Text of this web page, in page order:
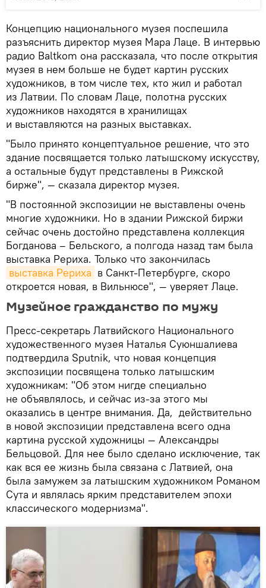
Концепцию национального музея поспешила
разъяснить директор музея Мара Лаце. В интервью
радио Baltkom она рассказала, что после открытия
музея в нем больше не будет картин русских
художников, в том числе тех, кто жил и работал
из Латвии. По словам Лаце, полотна русских
художников находятся в хранилищах
и выставляются на разных выставках.
"Было принято концептуальное решение, что это
здание посвящается только латышскому искусству,
а остальные будут представлены в Рижской
бирже", — сказала директор музея.
"В постоянной экспозиции не выставлены очень
многие художники. Но в здании Рижской биржи
сейчас очень достойно представлена коллекция
Богданова – Бельского, а полгода назад там была
выставка Рериха. Только что закончилась
выставка Рериха в Санкт-Петербурге, скоро
откроется новая, в Вильнюсе", — уверяет Лаце.
Музейное гражданство по мужу
Пресс-секретарь Латвийского Национального
художественного музея Наталья Суюншалиева
подтвердила Sputnik, что новая концепция
экспозиции посвящена только латышским
художникам: "Об этом нигде специально
не объявлялось, и сейчас из-за этого мы
оказались в центре внимания. Да, действительно
в новой экспозиции представлена всего одна
картина русской художницы — Александры
Бельцовой. Для нее было сделано исключение, так
как вся ее жизнь была связана с Латвией, она
была замужем за латышским художником Романом
Сута и являлась ярким представителем эпохи
классического модернизма".